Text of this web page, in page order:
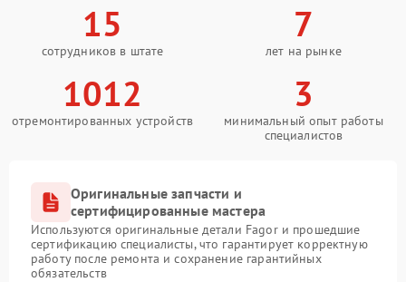
15
сотрудников в штате
7
лет на рынке
1012
отремонтированных устройств
3
минимальный опыт работы
специалистов
Оригинальные запчасти и
сертифицированные мастера
Используются оригинальные детали Fagor и прошедшие
сертификацию специалисты, что гарантирует корректную
работу после ремонта и сохранение гарантийных
обязательств